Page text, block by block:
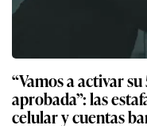
“Vamos a activar
aprobada”: las
celular y cuentas